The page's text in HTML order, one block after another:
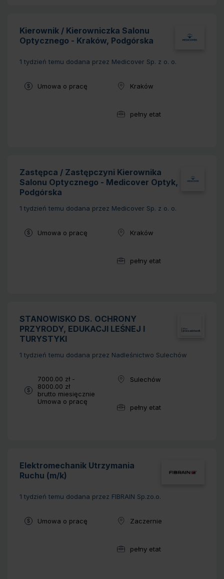
Kierownik / Kierowniczka Salonu
Optycznego - Kraków, Podgórska
1 tydzień temu dodana przez Medicover Sp. z o. o.
Typ umowy:
Umowa o pracę Lokalizacja:
Kraków
Wymiar pracy:
pełny etat
Zastępca / Zastępczyni Kierownika
Salonu Optycznego - Medicover Optyk,
Podgórska
1 tydzień temu dodana przez Medicover Sp. z o. o.
Typ umowy:
Umowa o pracę Lokalizacja:
Kraków
Wymiar pracy:
pełny etat
STANOWISKO DS. OCHRONY
PRZYRODY, EDUKACJI LEŚNEJ I
TURYSTYKI
1 tydzień temu dodana przez Nadleśnictwo Sulechów
Wynagrodzenie:
7000.00 zł -
8000.00 zł
brutto miesięcznie
Typ umowy:
Umowa o pracę
Lokalizacja:
Sulechów
Wymiar pracy:
pełny etat
Elektromechanik Utrzymania
Ruchu (m/k)
1 tydzień temu dodana przez FIBRAIN Sp.zo.o.
Typ umowy:
Umowa o pracę Lokalizacja:
Zaczernie
Wymiar pracy:
pełny etat